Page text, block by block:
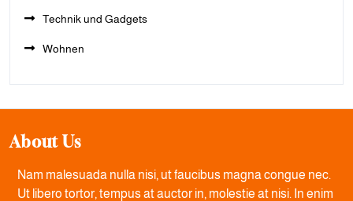
Technik und Gadgets
Wohnen
About Us
Nam malesuada nulla nisi, ut faucibus magna congue nec.
Ut libero tortor, tempus at auctor in, molestie at nisi. In enim